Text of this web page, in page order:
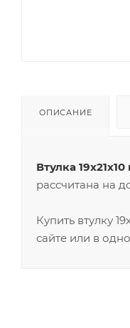
ОПИСАНИЕ
Втулка
рассчитана на
Купить втулку
сайте или в